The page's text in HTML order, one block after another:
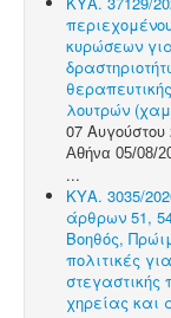
κυρώσεων
λουτρών
07 Αυγούστου
Αθήνα 05/08/
...
ΚΥΑ. 3035/
άρθρων 51,
Βοηθός,
πολιτικές
στεγαστικής
χηρείας και